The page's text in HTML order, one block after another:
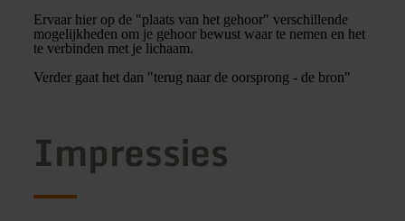
Ervaar hier op de "plaats van het gehoor" verschillende
mogelijkheden om je gehoor bewust waar te nemen en het
te verbinden met je lichaam.
Verder gaat het dan "terug naar de oorsprong - de bron"
Impressies